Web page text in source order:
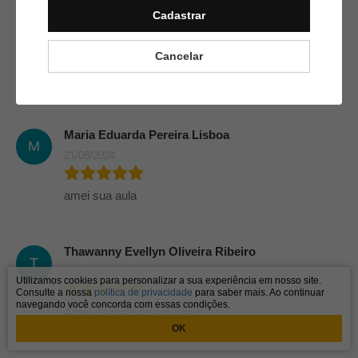
Cadastrar
Cancelar
29/08/2024
M
Maria Eduarda Pereira Lisboa
amei sua aula
T
Thawanny Evellyn Oliveira Ribeiro
Amei e gostei de aprender
Utilizamos cookies para personalizar a sua experiência em nosso site.
Consulte a nossa política de privacidade para saber mais. Ao continuar
navegando você concorda com essas condições.
OK